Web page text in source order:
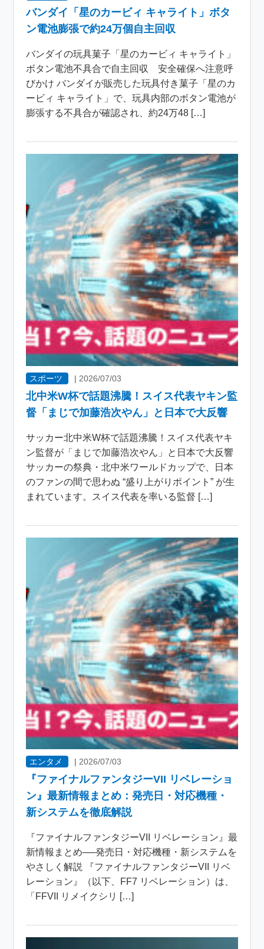
バンダイ「星のカービィ キャライト」ボタ
ン電池膨張で約24万個自主回収
バンダイの玩具菓子「星のカービィ キャライト」
ボタン電池不具合で自主回収 安全確保へ注意呼
びかけ バンダイが販売した玩具付き菓子「星のカ
ービィ キャライト」で、玩具内部のボタン電池が
膨張する不具合が確認され、約24万48 […]
スポーツ | 2026/07/03
北中米W杯で話題沸騰！スイス代表ヤキン監
督「まじで加藤浩次やん」と日本で大反響
サッカー北中米W杯で話題沸騰！スイス代表ヤキ
ン監督が「まじで加藤浩次やん」と日本で大反響
サッカーの祭典・北中米ワールドカップで、日本
のファンの間で思わぬ “盛り上がりポイント” が生
まれています。スイス代表を率いる監督 […]
エンタメ | 2026/07/03
『ファイナルファンタジーVII リベレーショ
ン』最新情報まとめ：発売日・対応機種・
新システムを徹底解説
『ファイナルファンタジーVII リベレーション』最
新情報まとめ──発売日・対応機種・新システムを
やさしく解説 『ファイナルファンタジーVII リベ
レーション』（以下、FF7 リベレーション）は、
「FFVII リメイクシリ […]